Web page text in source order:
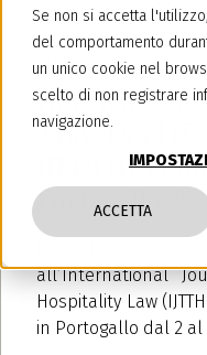
Se non si accetta
del comportamento
un unico cookie nel
scelto di non registrare
navigazione.
ACCETTA
30 ottobre 2025
International
Travel and
(IJTTHL)
Portogallo, 2 -
Il nostro
all’International
Hospitality Law
in Portogallo dal 2 al